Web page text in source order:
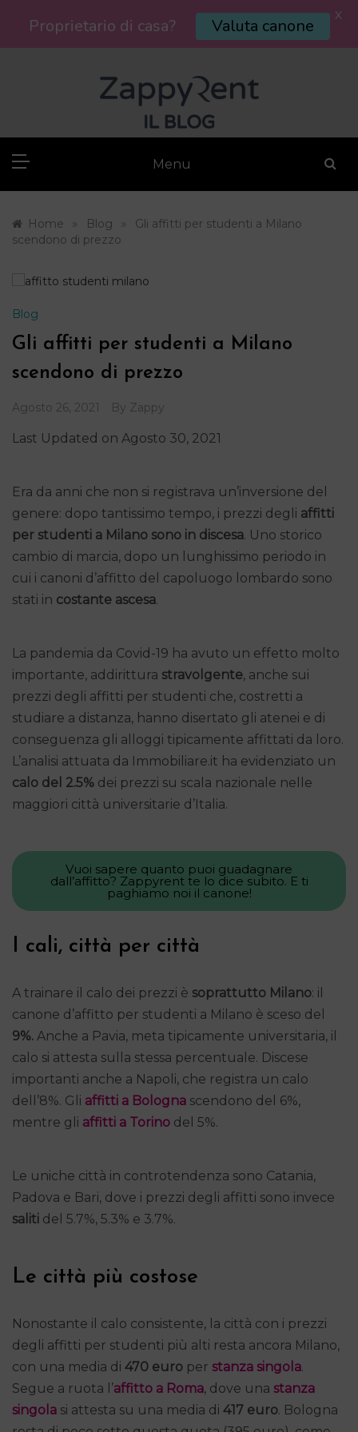
Menu
Home » Blog »
Gli affitti per studenti a Milano
scendono di prezzo
Blog
Gli affitti per studenti a Milano
scendono di prezzo
Agosto 26, 2021 By Zappy
Last Updated on Agosto 30, 2021
Era da anni che non si registrava un’inversione del
genere: dopo tantissimo tempo, i prezzi degli affitti
per studenti a Milano sono in discesa. Uno storico
cambio di marcia, dopo un lunghissimo periodo in
cui i canoni d’affitto del capoluogo lombardo sono
stati in costante ascesa.
La pandemia da Covid-19 ha avuto un effetto molto
importante, addirittura stravolgente, anche sui
prezzi degli affitti per studenti che, costretti a
studiare a distanza, hanno disertato gli atenei e di
conseguenza gli alloggi tipicamente affittati da loro.
L’analisi attuata da Immobiliare.it ha evidenziato un
calo del 2.5% dei prezzi su scala nazionale nelle
maggiori città universitarie d’Italia.
Vuoi sapere quanto puoi guadagnare
dall’affitto? Zappyrent te lo dice subito. E ti
paghiamo noi il canone!
I cali, città per città
A trainare il calo dei prezzi è soprattutto Milano: il
canone d’affitto per studenti a Milano è sceso del
9%. Anche a Pavia, meta tipicamente universitaria, il
calo si attesta sulla stessa percentuale. Discese
importanti anche a Napoli, che registra un calo
dell’8%. Gli affitti a Bologna scendono del 6%,
mentre gli affitti a Torino del 5%.
Le uniche città in controtendenza sono Catania,
Padova e Bari, dove i prezzi degli affitti sono invece
saliti del 5.7%, 5.3% e 3.7%.
Le città più costose
Nonostante il calo consistente, la città con i prezzi
degli affitti per studenti più alti resta ancora Milano,
con una media di 470 euro per stanza singola.
Segue a ruota l’affitto a Roma, dove una stanza
singola si attesta su una media di 417 euro. Bologna
Proprietario di casa? Valuta canone X